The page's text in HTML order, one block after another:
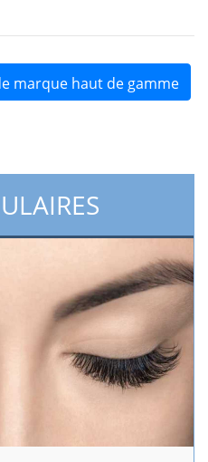
marque haut de gamme